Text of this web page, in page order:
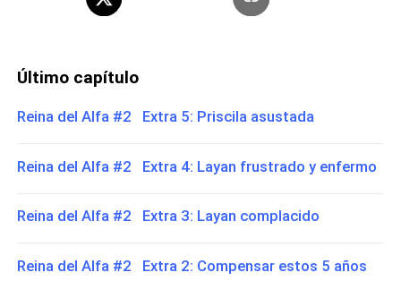
Último capítulo
Reina del Alfa #2 Extra 5: Priscila asustada
Reina del Alfa #2 Extra 4: Layan frustrado y enfermo
Reina del Alfa #2 Extra 3: Layan complacido
Reina del Alfa #2 Extra 2: Compensar estos 5 años